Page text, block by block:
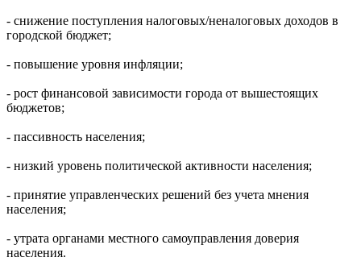
- снижение поступления налоговых/неналоговых доходов в
городской бюджет;
- повышение уровня инфляции;
- рост финансовой зависимости города от вышестоящих
бюджетов;
- пассивность населения;
- низкий уровень политической активности населения;
- принятие управленческих решений без учета мнения
населения;
- утрата органами местного самоуправления доверия
населения.